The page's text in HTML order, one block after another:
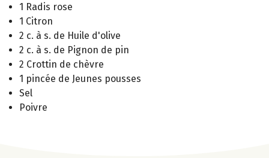
1 Radis rose
1 Citron
2 c. à s. de Huile d'olive
2 c. à s. de Pignon de pin
2 Crottin de chèvre
1 pincée de Jeunes pousses
Sel
Poivre